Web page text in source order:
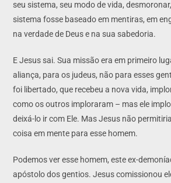
seu sistema, seu modo de vida,
sistema fosse baseado em mentiras, em
na verdade de Deus e na sua sabedoria.
E Jesus sai. Sua missão era em primeiro
aliança, para os judeus, não para esses
foi libertado, que recebeu a nova vida,
como os outros imploraram – mas ele
deixá-lo ir com Ele. Mas Jesus não
coisa em mente para esse homem.
Podemos ver esse homem, este ex-
apóstolo dos gentios. Jesus comissionou